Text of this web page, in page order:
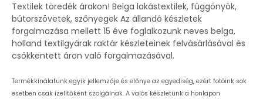
Textilek töredék árakon! Belga lakástextilek, függönyök,
bútorszövetek, szőnyegek Az állandó készletek
forgalmazása mellett 15 éve foglalkozunk neves belga,
holland textilgyárak raktár készleteinek felvásárlásával és
csökkentett áron való forgalmazásával.
Termékkínálatunk egyik jellemzője és előnye az egyediség, ezért fotóink sok
esetben csak ízelítőként szolgálnak. A valós készletünk a honlapon